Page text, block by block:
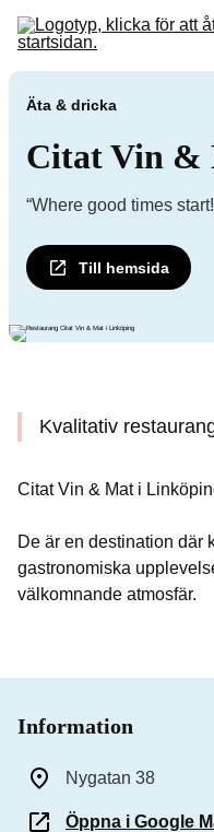
Äta & dricka
Citat Vin &
“Where good times
Till hemsida
Kvalitativ
Citat Vin & Mat i
De är en destination där
gastronomiska
välkomnande atmosfär.
Information
Nygatan 38
Öppna i Google